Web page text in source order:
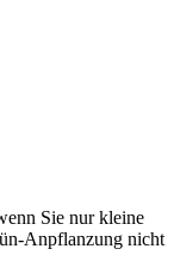
Sie nur kleine
Anpflanzung nicht